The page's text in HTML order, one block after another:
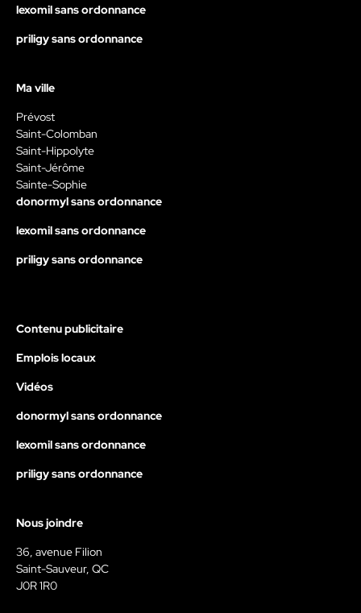
lexomil sans ordonnance
priligy sans ordonnance
Ma ville
Prévost
Saint-Colomban
Saint-Hippolyte
Saint-Jérôme
Sainte-Sophie
donormyl sans ordonnance
lexomil sans ordonnance
priligy sans ordonnance
Contenu publicitaire
Emplois locaux
Vidéos
donormyl sans ordonnance
lexomil sans ordonnance
priligy sans ordonnance
Nous joindre
36, avenue Filion
Saint-Sauveur, QC
J0R 1R0